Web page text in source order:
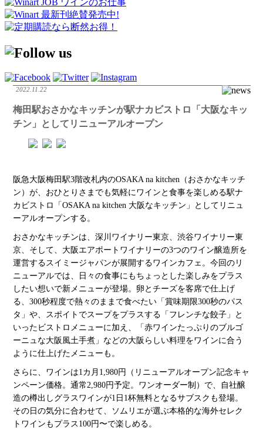
2022.11.22
梅田駅おさかなキッチンが駅ナカビストロ「大阪なキッ
チン」としてリニューアルオープン
阪急大阪梅田駅3階改札内のOSAKA na kitchen（おさかなキッチ
ン）が、おひとりさまでも気軽にワインと食事を楽しめる駅ナ
カビストロ「OSAKA na kitchen 大阪なキッチン」としてリニュ
ーアルオープンする。
おさかなキッチンは、深川ワイナリー東京、渋谷ワイナリー東
京、そして、大阪エアポートワイナリーの3つのワイン醸造所を
運営するスイミージャパンが展開するワインカフェ。今回のリ
ニューアルでは、日々の食事にもちょっとした楽しみをプラス
したい想いで新メニューが登場。卵とチーズを客席で仕上げ
る、300秒程度で熱々のままで食べたい「賞味期限300秒のパス
タ」や、スポイトでスープをプラスする「フレンチな餃子」と
いったビストロメニューに加え、「赤ワインたっぷりのブルゴ
ーニュな大阪風土手煮」などの大阪らしい料理をワインに合う
ように仕上げたメニューも。
さらに、ワインは1カ月1,980円（リニューアルオープン記念キャ
ンペーン価格。通常2,980円予定。ワンオーダー制）で、自社醸
造の樽出しグラスワインが1日1杯無料となるサブスクも登場。
その日の気分に合わせて、ソムリエが選ぶ本格的な海外セレク
トワインもプラス100円〜で楽しめる。